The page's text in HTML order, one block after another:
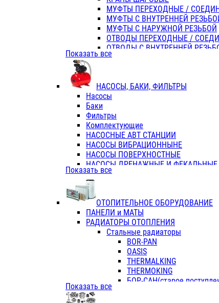
МУФТЫ ПЕРЕХОДНЫЕ /
МУФТЫ С ВНУТРЕННЕЙ
МУФТЫ С НАРУЖНОЙ РЕЗЬБОЙ
ОТВОДЫ ПЕРЕХОДНЫЕ /
ОТВОДЫ С ВНУТРЕННЕЙ
ОТВОДЫ С НАРУЖНОЙ РЕЗЬБОЙ
ТРОЙНИКИ ПЕРЕХОДНЫЕ /
ТРОЙНИКИ С ВНУТРЕННЕЙ
КОЛЬЦА РЕЗИНОВЫЕ
ТРУБЫ НАПОРНЫЕ
ТРУБЫ ГОФРИРОВАННЫЕ
ТРУБЫ ПОЛИЭТИЛЕНОВЫЕ
Показать все
НАСОСЫ, БАКИ, ФИЛЬТРЫ
Насосы
Баки
Фильтры
Комплектующие
НАСОСНЫЕ АВТ СТАНЦИИ
НАСОСЫ ВИБРАЦИОННЫНЕ
НАСОСЫ ПОВЕРХНОСТНЫЕ
НАСОСЫ ДРЕНАЖНЫЕ И ФЕКАЛЬНЫЕ
НАСОСЫ ПОВЫСИТ и
НАСОСЫ СКВАЖИННЫЕ
Показать все
ОТОПИТЕЛЬНОЕ ОБОРУДОВАНИЕ
ПАНЕЛИ и МАТЫ
РАДИАТОРЫ ОТОПЛЕНИЯ
Стальные радиаторы
BOR-PAN
OASIS
THERMALKING
THERMOKING
БОР-САН(старое
Показать все